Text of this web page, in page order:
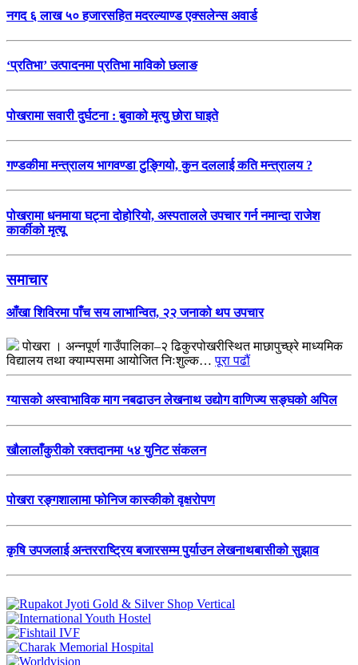
नगद ६ लाख ५० हजारसहित मदरल्याण्ड एक्सलेन्स अवार्ड
‘प्रतिभा’ उत्पादनमा प्रतिभा माविको छलाङ
पोखरामा सवारी दुर्घटना : बुवाको मृत्यु छोरा घाइते
गण्डकीमा मन्त्रालय भागवण्डा टुङ्गियो, कुन दललाई कति मन्त्रालय ?
पोखरामा धनमाया घट्ना दोहोरियो, अस्पतालले उपचार गर्न नमान्दा राजेश
कार्कीको मृत्यू
समाचार
आँखा शिविरमा पाँच सय लाभान्वित, २२ जनाको थप उपचार
पोखरा । अन्नपूर्ण गाउँपालिका–२ ढिकुरपोखरीस्थित माछापुच्छ्रे माध्यमिक
विद्यालय तथा क्याम्पसमा आयोजित निःशुल्क…पूरा पढौं
ग्यासको अस्वाभाविक माग नबढाउन लेखनाथ उद्योग वाणिज्य सङ्घको अपिल
खौलालाँकुरीको रक्तदानमा ५४ युनिट संकलन
पोखरा रङ्गशालामा फोनिज कास्कीको वृक्षरोपण
कृषि उपजलाई अन्तरराष्ट्रिय बजारसम्म पुर्याउन लेखनाथबासीको सुझाव